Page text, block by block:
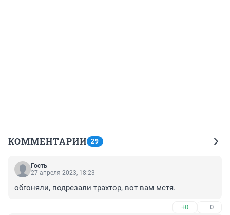
КОММЕНТАРИИ 29
Гость
27 апреля 2023, 18:23
обгоняли, подрезали трахтор, вот вам мстя.
+0 –0